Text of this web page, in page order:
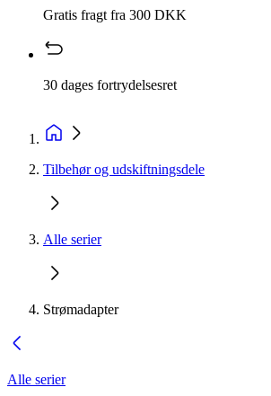
Gratis fragt fra 300 DKK
30 dages fortrydelsesret
Tilbehør og udskiftningsdele
Alle serier
Strømadapter
Alle serier